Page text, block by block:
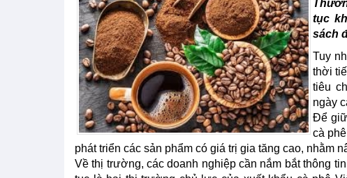
tục
sách
Tuy
thời
tiêu
ngày
Để giữ
cà
phát triển các sản phẩm có giá trị gia tăng cao, nhằm
Về thị trường, các doanh nghiệp cần nắm bắt thông